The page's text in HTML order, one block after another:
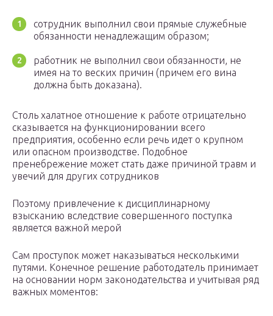
сотрудник выполнил свои прямые служебные
обязанности ненадлежащим образом;
работник не выполнил свои обязанности, не
имея на то веских причин (причем его вина
должна быть доказана).
Столь халатное отношение к работе отрицательно
сказывается на функционировании всего
предприятия, особенно если речь идет о крупном
или опасном производстве. Подобное
пренебрежение может стать даже причиной травм и
увечий для других сотрудников
Поэтому привлечение к дисциплинарному
взысканию вследствие совершенного поступка
является важной мерой
Сам проступок может наказываться несколькими
путями. Конечное решение работодатель принимает
на основании норм законодательства и учитывая ряд
важных моментов: